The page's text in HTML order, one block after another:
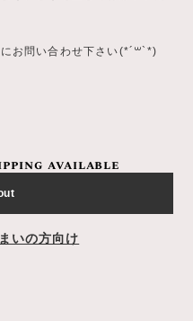
お問い合わせ下さい(*´꒳`*)
available
いの方向け